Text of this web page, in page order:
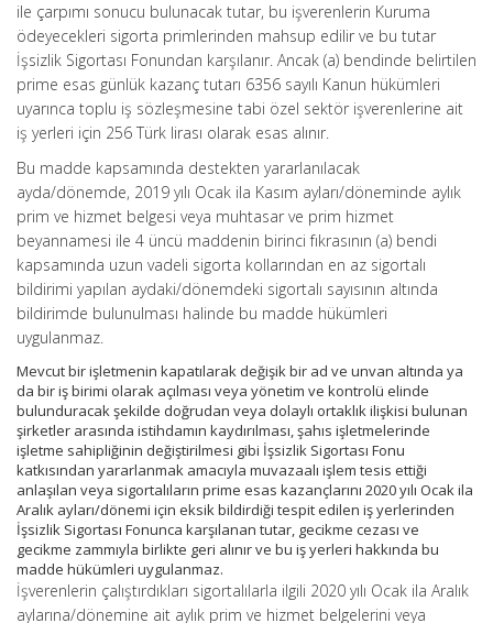
ile çarpımı sonucu bulunacak tutar, bu işverenlerin Kuruma
ödeyecekleri sigorta primlerinden mahsup edilir ve bu tutar
İşsizlik Sigortası Fonundan karşılanır. Ancak (a) bendinde belirtilen
prime esas günlük kazanç tutarı 6356 sayılı Kanun hükümleri
uyarınca toplu iş sözleşmesine tabi özel sektör işverenlerine ait
iş yerleri için 256 Türk lirası olarak esas alınır.
Bu madde kapsamında destekten yararlanılacak
ayda/dönemde, 2019 yılı Ocak ila Kasım ayları/döneminde aylık
prim ve hizmet belgesi veya muhtasar ve prim hizmet
beyannamesi ile 4 üncü maddenin birinci fıkrasının (a) bendi
kapsamında uzun vadeli sigorta kollarından en az sigortalı
bildirimi yapılan aydaki/dönemdeki sigortalı sayısının altında
bildirimde bulunulması halinde bu madde hükümleri
uygulanmaz.
Mevcut bir işletmenin kapatılarak değişik bir ad ve unvan altında ya
da bir iş birimi olarak açılması veya yönetim ve kontrolü elinde
bulunduracak şekilde doğrudan veya dolaylı ortaklık ilişkisi bulunan
şirketler arasında istihdamın kaydırılması, şahıs işletmelerinde
işletme sahipliğinin değiştirilmesi gibi İşsizlik Sigortası Fonu
katkısından yararlanmak amacıyla muvazaalı işlem tesis ettiği
anlaşılan veya sigortalıların prime esas kazançlarını 2020 yılı Ocak ila
Aralık ayları/dönemi için eksik bildirdiği tespit edilen iş yerlerinden
İşsizlik Sigortası Fonunca karşılanan tutar, gecikme cezası ve
gecikme zammıyla birlikte geri alınır ve bu iş yerleri hakkında bu
madde hükümleri uygulanmaz.
İşverenlerin çalıştırdıkları sigortalılarla ilgili 2020 yılı Ocak ila Aralık
aylarına/dönemine ait aylık prim ve hizmet belgelerini veya